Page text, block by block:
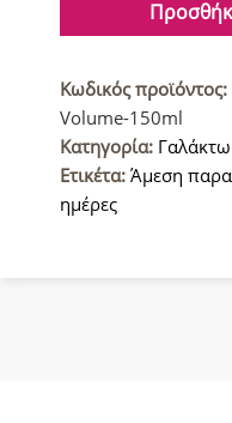
9%
Volume
150ml-
Ενεργοποιητής
Χρώματος
ποσότητα
Κωδικός προϊόντος:
Volume-150ml
Κατηγορία:
Ετικέτα: Άμεση
ημέρες